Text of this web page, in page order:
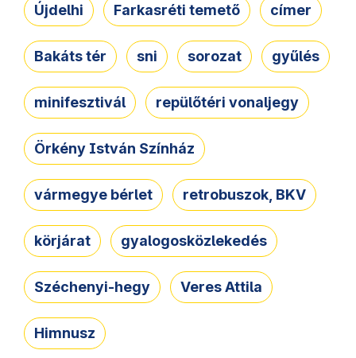
Újdelhi Farkasréti temető címer
Bakáts tér sni sorozat gyűlés
minifesztivál repülőtéri vonaljegy
Örkény István Színház
vármegye bérlet retrobuszok, BKV
körjárat gyalogosközlekedés
Széchenyi-hegy Veres Attila
Himnusz